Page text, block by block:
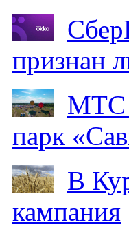
признан
МТС
парк
В
кампания